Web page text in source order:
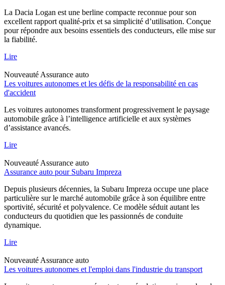
La Dacia Logan est une berline compacte reconnue pour son
excellent rapport qualité-prix et sa simplicité d’utilisation. Conçue
pour répondre aux besoins essentiels des conducteurs, elle mise sur
la fiabilité.
Lire
Nouveauté Assurance auto
Les voitures autonomes et les défis de la responsabilité en cas
d'accident
Les voitures autonomes transforment progressivement le paysage
automobile grâce à l’intelligence artificielle et aux systèmes
d’assistance avancés.
Lire
Nouveauté Assurance auto
Assurance auto pour Subaru Impreza
Depuis plusieurs décennies, la Subaru Impreza occupe une place
particulière sur le marché automobile grâce à son équilibre entre
sportivité, sécurité et polyvalence. Ce modèle séduit autant les
conducteurs du quotidien que les passionnés de conduite
dynamique.
Lire
Nouveauté Assurance auto
Les voitures autonomes et l'emploi dans l'industrie du transport